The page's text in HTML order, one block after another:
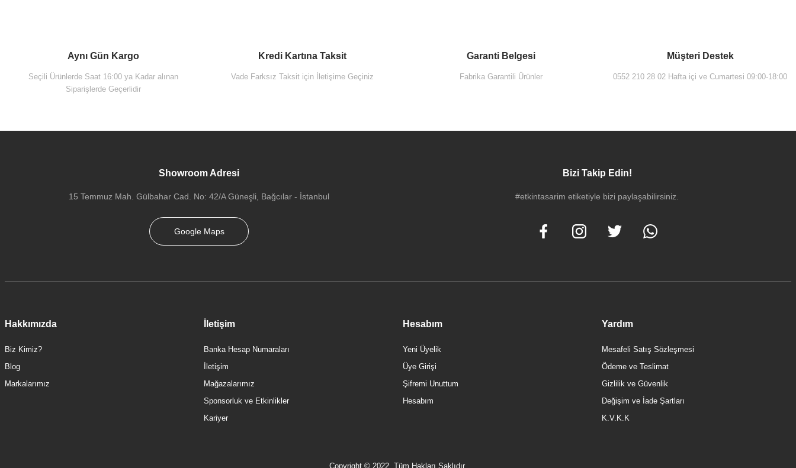
Artema A45149 Lavabo Yuvarlak Süzgeci Universal (Basmalı) Krom
975,00 TL
Aynı Gün Kargo
Seçili Ürünlerde Saat 16:00 ya Kadar alınan
Siparişlerde Geçerlidir
Kredi Kartına Taksit
Vade Farksız Taksit için İletişime Geçiniz
Garanti Belgesi
Fabrika Garantili Ürünler
Müşteri Destek
0552 210 28 02 Hafta içi ve Cumartesi 09:00-18:00
Showroom Adresi
15 Temmuz Mah. Gülbahar Cad. No: 42/A Güneşli, Bağcılar - İstanbul
Google Maps
Bizi Takip Edin!
#etkintasarim etiketiyle bizi paylaşabilirsiniz.
Hakkımızda
Biz Kimiz?
Blog
Markalarımız
İletişim
Banka Hesap Numaraları
İletişim
Mağazalarımız
Sponsorluk ve Etkinlikler
Kariyer
Hesabım
Yeni Üyelik
Üye Girişi
Şifremi Unuttum
Hesabım
Yardım
Mesafeli Satış Sözleşmesi
Ödeme ve Teslimat
Gizlilik ve Güvenlik
Değişim ve İade Şartları
K.V.K.K
Copyright © 2022, Tüm Hakları Saklıdır.